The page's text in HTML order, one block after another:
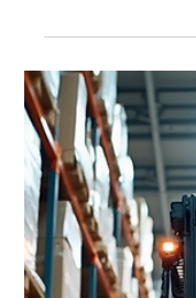
opplæring
Når du jobber med
Derfor er det viktig å
forklare deg alt om
laget for å gi deg
lavspenningsanlegg.
det er enklere enn
farlige situasjoner
gjennom hva fse